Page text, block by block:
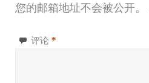
您的邮箱地址不会被公开。
评论 *